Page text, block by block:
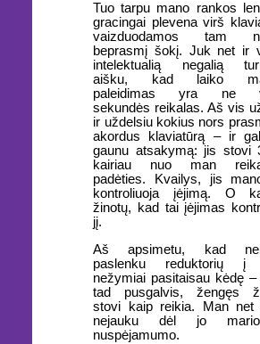
Tuo tarpu mano rankos
gracingai plevena virš
vaizduodamos tam
beprasmį šokį. Juk net ir
intelektualią negalią
aišku, kad laiko
paleidimas yra ne
sekundės reikalas. Aš vis
ir uždelsiu kokius nors
akordus klaviatūrą – ir
gaunu atsakymą: jis stovi
kairiau nuo man
padėties. Kvailys, jis
kontroliuoja įėjimą. O
žinotų, kad tai įėjimas
jį.
Aš apsimetu, kad
paslenku reduktorių į
nežymiai pasitaisau kėdę –
tad pusgalvis, žengęs
stovi kaip reikia. Man net
nejauku dėl jo
nuspėjamumo.